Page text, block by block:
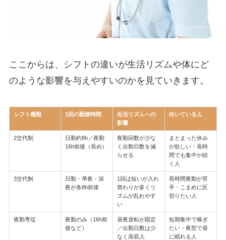
ここからは、シフトの違いが生活リズムや体にど
のような影響を与えやすいのかを見ていきます。
シフト種類 1回の勤務時間
生活リズムへの
影響
向いている人
2交代制
日勤約8h／夜勤
16h前後（長め）
夜勤回数が少な
く出勤日数を減
らせる
まとまった休み
が欲しい・長時
間でも集中が続
く人
3交代制
日勤・準夜・深
夜が各8h前後
1回は短いが入れ
替わりが多くリ
ズムが乱れやす
い
長時間夜勤が苦
手・こまめに区
切りたい人
夜勤専従
夜勤のみ（16h前
後など）
昼夜逆転が固定
／出勤日数は少
なく高収入
短期集中で稼ぎ
たい・夜型で昼
に眠れる人